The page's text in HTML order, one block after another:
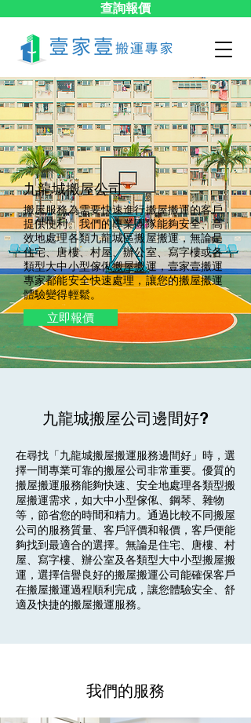
查詢報價
九龍城搬屋公司
搬屋服務為需要快速進行搬屋搬運的客戶
提供便利。我們的專業團隊能夠安全、高
效地處理各類九龍城區搬屋搬運，無論是
住宅、唐樓、村屋、辦公室、寫字樓或各
類型大中小型傢俬搬屋搬運，壹家壹搬運
專家都能安全快速處理，讓您的搬屋搬運
體驗變得輕鬆。
立即報價
九龍城搬屋公司邊間好?
在尋找「九龍城搬屋搬運服務邊間好」時，選
擇一間專業可靠的搬屋公司非常重要。優質的
搬屋搬運服務能夠快速、安全地處理各類型搬
屋搬運需求，如大中小型傢俬、鋼琴、雜物
等，節省您的時間和精力。通過比較不同搬屋
公司的服務質量、客戶評價和報價，客戶便能
夠找到最適合的選擇。無論是住宅、唐樓、村
屋、寫字樓、辦公室及各類型大中小型搬屋搬
運，選擇信譽良好的搬屋搬運公司能確保客戶
在搬屋搬運過程順利完成，讓您體驗安全、舒
適及快捷的搬屋搬運服務。
我們的服務